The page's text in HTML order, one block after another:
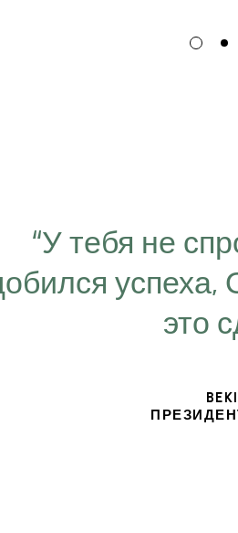
“У тебя не
успеха,
это